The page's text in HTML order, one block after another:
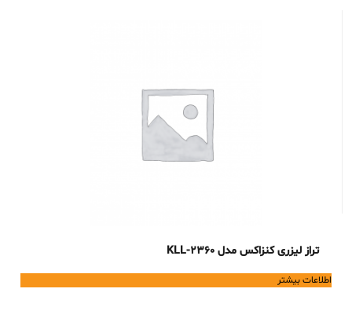
تراز لیزری کنزاکس مدل KLL-2360
اطلاعات بیشتر